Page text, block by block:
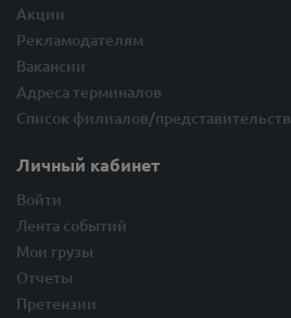
Акции
Рекламодателям
Вакансии
Адреса терминалов
Список филиалов/представительств
Личный кабинет
Войти
Лента событий
Мои грузы
Отчеты
Претензии